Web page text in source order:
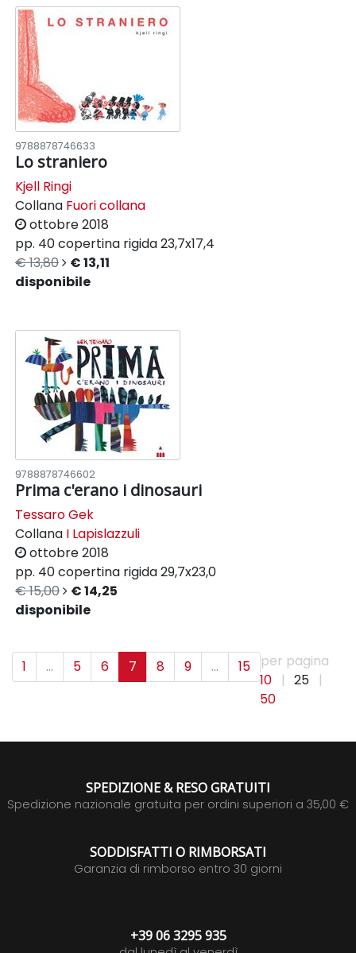
9788878746633
Lo straniero
Kjell Ringi
Collana Fuori collana
ottobre 2018
pp. 40copertina rigida23,7x17,4
€ 13,80
€ 13,11
disponibile
9788878746602
Prima c'erano i dinosauri
Tessaro Gek
Collana I Lapislazzuli
ottobre 2018
pp. 40copertina rigida29,7x23,0
€ 15,00
€ 14,25
disponibile
1 ... 5 6 7 8 9 ... 15
per pagina
10
| 25
|
50
SPEDIZIONE & RESO GRATUITI
Spedizione nazionale gratuita per ordini superiori a 35,00 €
SODDISFATTI O RIMBORSATI
Garanzia di rimborso entro 30 giorni
+39 06 3295 935